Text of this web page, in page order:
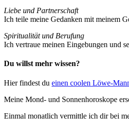
Liebe und Part­ner­schaft
Ich teile meine Gedanken mit meinem
Spi­ri­tua­lität und Beru­fung
Ich ver­traue meinen Ein­ge­bungen und
Du willst mehr wissen?
Hier fin­dest du einen coolen Löwe-
Meine Mond- und Son­nen­ho­ro­skope
Einmal monat­lich ver­mittle ich dir bei